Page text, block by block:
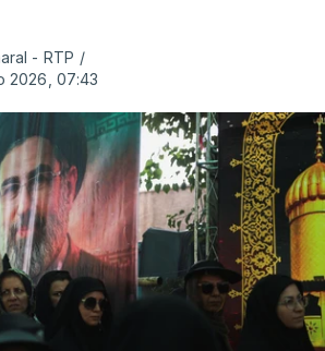
- RTP /
2026, 07:43